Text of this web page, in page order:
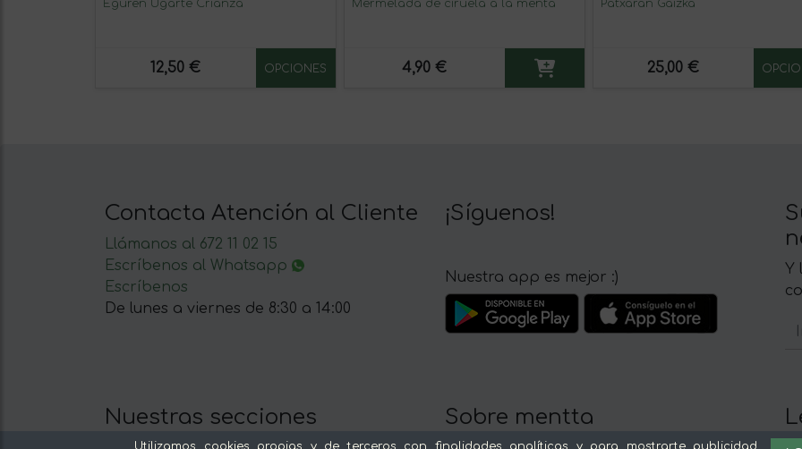
Eguren Ugarte Crianza
12,50 € OPCIONES
Mermelada de ciruela a la menta
4,90 €
Patxaran Gaizka
25,00 €
Contacta Atención al Cliente
Llámanos al 672 11 02 15
Escríbenos al Whatsapp
Escríbenos
De lunes a viernes de 8:30 a 14:00
¡Síguenos!
Nuestra app es mejor :)
Y
Nuestras secciones Sobre mentta
Utilizamos cookies propias y de terceros con finalidades analíticas y para mostrarte publicidad